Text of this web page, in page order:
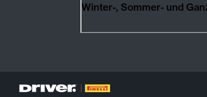
Winter-, Sommer- und